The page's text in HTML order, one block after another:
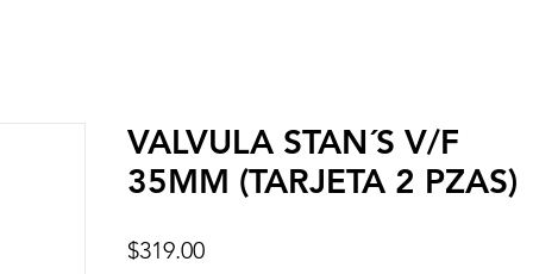
VALVULA STAN´S V/F
35MM (TARJETA 2 PZAS)
$319.00Precio